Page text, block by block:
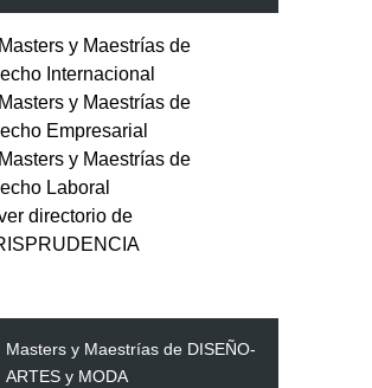
Masters y Maestrías de
Internacional
Masters y Maestrías de
Empresarial
Masters y Maestrías de
Laboral
directorio de
Masters y Maestrías de DISEÑO-
ARTES y MODA